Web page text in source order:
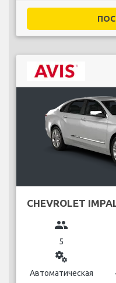
CHEVROLET
group
5
miscellaneous_services
Автоматическая